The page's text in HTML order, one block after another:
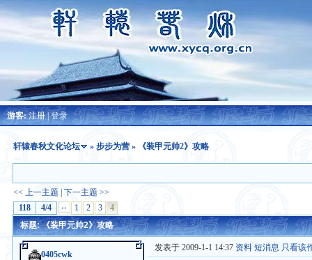
游客:注册|登录
轩辕春秋文化论坛 »步步为营 » 《装甲元帅2》攻略
<< 上一主题 |下一主题 >>
118
4/4 ‹‹ 1 2 3
4
标题: 《装甲元帅2》攻略
0405cwk
发表于 2009-1-1 14:37 资料 短消息 只看该